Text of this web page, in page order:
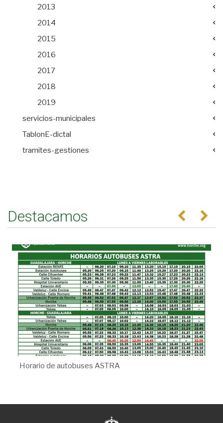
2013
2014
2015
2016
2017
2018
2019
servicios-municipales
TablonE-dictal
tramites-gestiones
Destacamos Anterior
Horario de autobuses ASTRA